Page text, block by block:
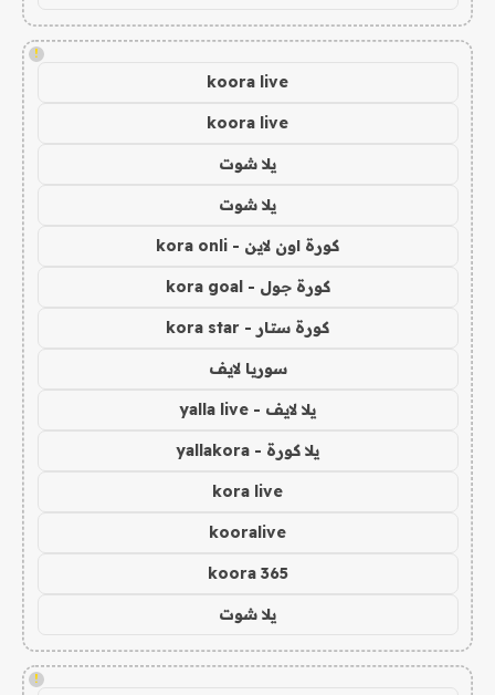
!
koora live
koora live
يلا شوت
يلا شوت
كورة اون لاين - kora onli
كورة جول - kora goal
كورة ستار - kora star
سوريا لايف
يلا لايف - yalla live
يلا كورة - yallakora
kora live
kooralive
koora 365
يلا شوت
!